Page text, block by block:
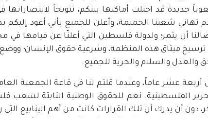
جديدة قد احتلت أماكنها بينكم، تتويجاً
تهاني شعبنا الحميمة، وأعلن للجميع بأني أعود
أن يثمر؛ ولدولة فلسطين التي أعلنّا عن قيامها في
ترسيخ ميثاق هذه المنظمة، وشرعية حقوق الإنسان؛
والعدل والسلام والحرية للجميع.
أربعة عشر عاماً، وعندما قلتم لنا في قاعة
الفلسطينية. نعم للحقوق الوطنية الثابتة لشعب
دون أن يدرك أن تلك القرارات كانت من أهم الينابيع